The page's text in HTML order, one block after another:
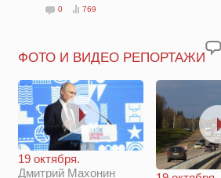
0 769
ФОТО И ВИДЕО РЕПОРТАЖИ
19 октября.
Дмитрий Махонин